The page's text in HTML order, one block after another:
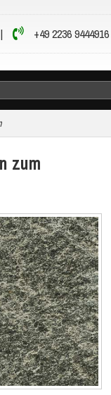
| +49 2236 9444916
zum